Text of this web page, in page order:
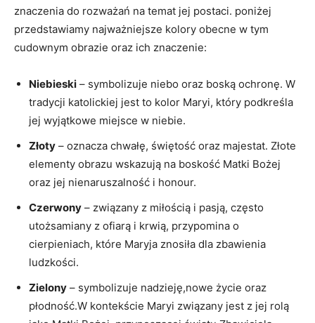
znaczenia do rozważań na temat jej postaci. poniżej
⁣przedstawiamy najważniejsze kolory obecne w tym
cudownym obrazie oraz ‍ich znaczenie:
Niebieski – symbolizuje⁣ niebo oraz‍ boską ochronę. W
tradycji katolickiej​ jest to kolor Maryi, który podkreśla
jej wyjątkowe miejsce w ⁤niebie.
Złoty – oznacza chwałę, świętość oraz majestat. Złote⁤
elementy obrazu wskazują na boskość Matki Bożej
oraz jej ‌nienaruszalność i honour.
Czerwony – związany z‌ miłością i pasją, często
utożsamiany z ofiarą i krwią, przypomina o
cierpieniach, które Maryja znosiła dla zbawienia
ludzkości.
Zielony – symbolizuje nadzieję,nowe życie oraz
płodność.W kontekście ⁣Maryi związany jest z jej rolą